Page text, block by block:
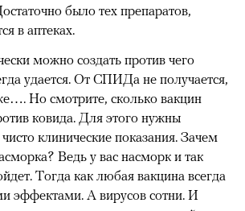
было тех препаратов,
в аптеках.
можно создать против чего
удается. От СПИДа не получается,
Но смотрите, сколько вакцин
ковида. Для этого нужны
клинические показания. Зачем
Ведь у вас насморк и так
Тогда как любая вакцина всегда
эффектами. А вирусов сотни. И